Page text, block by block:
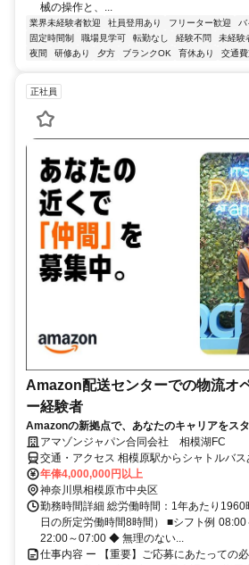
械の操作と、...
業界未経験者歓迎 社員登用あり フリーター歓迎
固定時間制
職場見学可 転勤なし 経験不問 未経験
夜間
研修あり 夕方 ブランクOK 育休あり 交通
正社員
Amazon配送センターでの物流オ
ー経験者
Amazonの新拠点で、あなたのキャリアをスタ
アマゾンジャパン合同会社 相模湖FC
交通・アクセス 相模原駅からシャトルバス
年俸4,000,000円以上
神奈川県相模原市中央区
勤務時間詳細 総労働時間：1年あたり
日の所定労働時間8時間） ■シフト例
22:00～07:00 ◆ 無理のない...
仕事内容 ー 【重要】ご応募にあたっての